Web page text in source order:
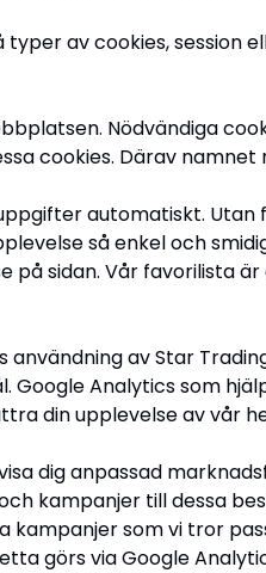
av cookies, session
Nödvändiga
cookies. Därav namnet
automatiskt. Utan
så enkel och
på sidan. Vår favorilista
av Star
Google Analytics som
din upplevelse av vår
dig anpassad
kampanjer till dessa
som vi tror
görs via Google